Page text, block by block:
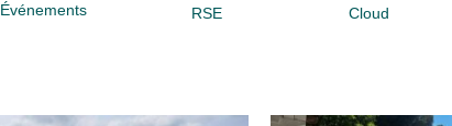
Événements RSE Cloud